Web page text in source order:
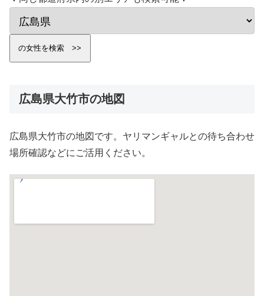
広島県大竹市の地図
広島県大竹市の地図です。ヤリマンギャルとの待ち合わせ
場所確認などにご活用ください。